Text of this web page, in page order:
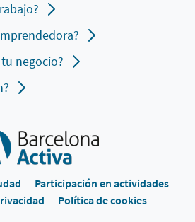
negocio?
Participación en actividades
Política de cookies